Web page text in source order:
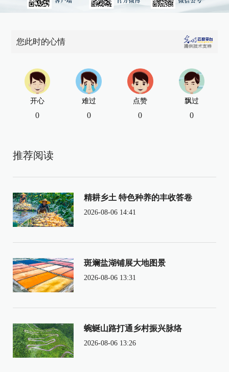
您此时的心情
开心
0
难过
0
点赞
0
飘过
0
推荐阅读
精耕乡土 特色种养的丰收答卷
2026-08-06 14:41
斑斓盐湖铺展大地图景
2026-08-06 13:31
蜿蜒山路打通乡村振兴脉络
2026-08-06 13:26